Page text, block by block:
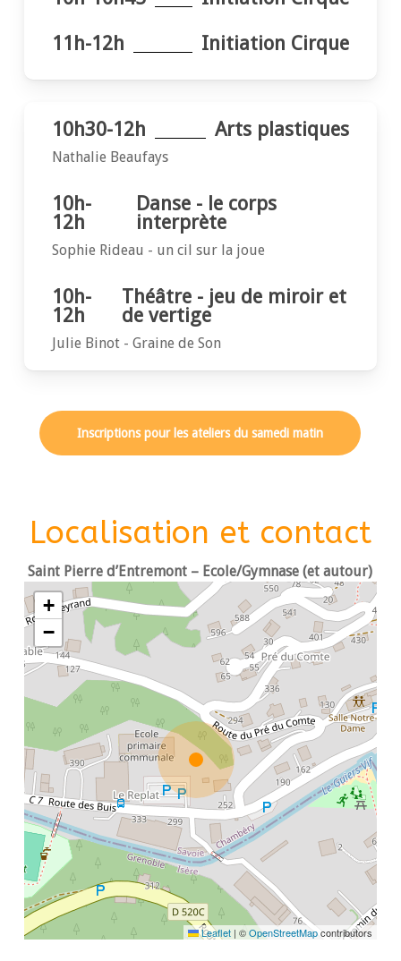
11h-12h Initiation Cirque
10h30-12h Arts plastiques
Nathalie Beaufays
10h-
12h
Danse - le corps
interprète
Sophie Rideau - un cil sur la joue
10h-
12h
Théâtre - jeu de miroir et
de vertige
Julie Binot - Graine de Son
Inscriptions pour les ateliers du samedi matin
Localisation et contact
Saint Pierre d’Entremont – Ecole/Gymnase (et autour)
+
−
Leaflet | ©OpenStreetMapcontributors